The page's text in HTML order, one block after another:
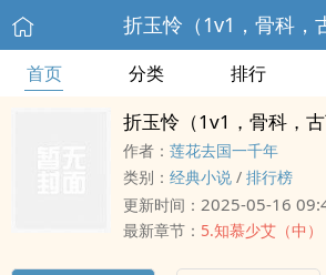
折玉怜（1v1，骨科，
首页 分类 排行
折玉怜（1v1，骨科，古
作者： 莲花去国一千年
类别： 经典小说 / 排行榜
更新时间： 2025-05-16
最新章节： 5.知慕少艾（中）